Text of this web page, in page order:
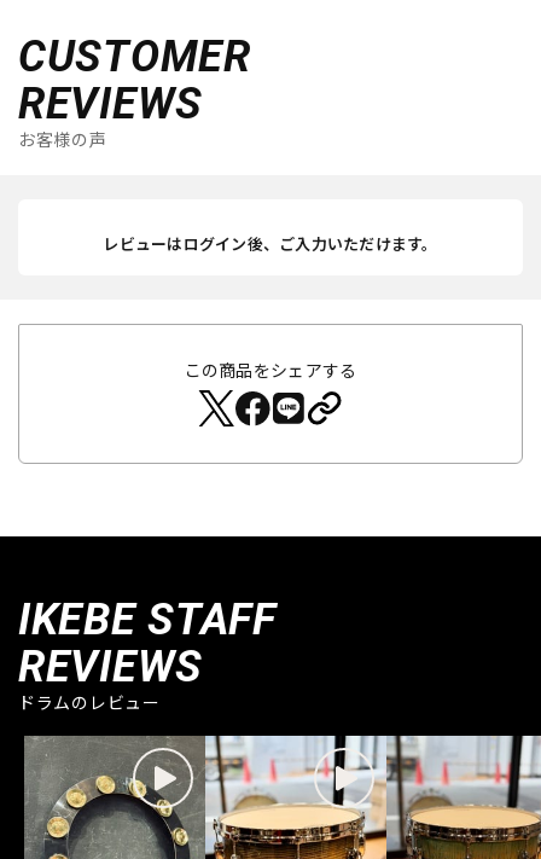
CUSTOMER
REVIEWS
お客様の声
レビューはログイン後、ご入力いただけます。
この商品をシェアする
IKEBE STAFF
REVIEWS
ドラムのレビュー